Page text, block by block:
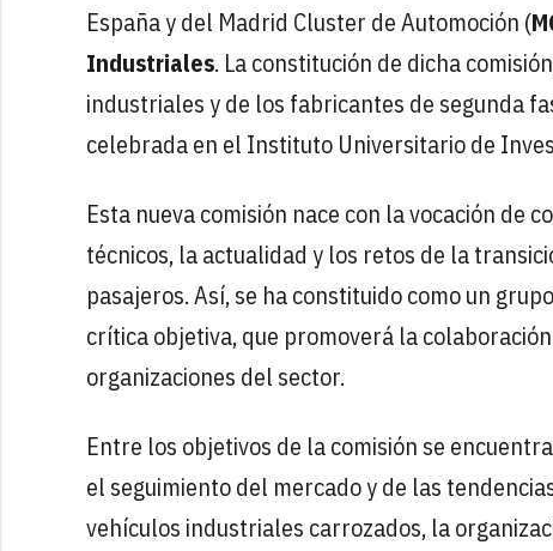
España y del Madrid Cluster de Automoción (
Industriales. La constitución de dicha
industriales y de los fabricantes de segunda
celebrada en el Instituto Universitario de
Esta nueva comisión nace con la vocación de
técnicos, la actualidad y los retos de la
pasajeros. Así, se ha constituido como un
crítica objetiva, que promoverá la
organizaciones del sector.
Entre los objetivos de la comisión se
el seguimiento del mercado y de las
vehículos industriales carrozados, la